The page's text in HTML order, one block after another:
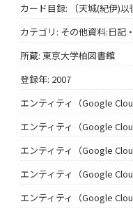
カード目録: 〔天城(紀伊)以
カテゴリ: その他資料:日記
所蔵: 東京大学柏図書館
登録年: 2007
エンティティ（Google
エンティティ（Google
エンティティ（Google
エンティティ（Google
エンティティ（Google